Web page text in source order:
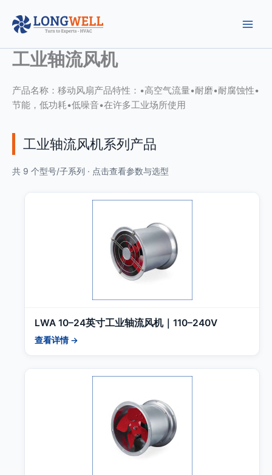
容 工业轴流风机
产品名称：移动风扇产品特性：•高空气流量•耐磨•耐腐蚀性•
节能，低功耗•低噪音•在许多工业场所使用
工业轴流风机系列产品
共 9 个型号/子系列 · 点击查看参数与选型
LWA 10–24英寸工业轴流风机｜110–240V
查看详情 →